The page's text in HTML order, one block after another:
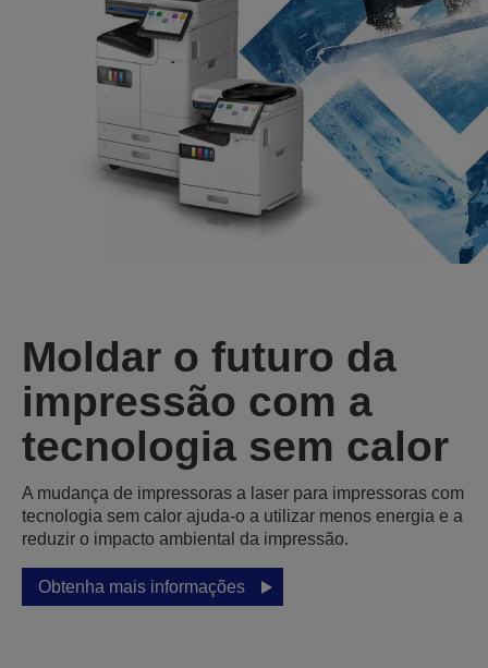
Moldar o futuro da
impressão com a
tecnologia sem calor
A mudança de impressoras a laser para impressoras com
tecnologia sem calor ajuda‑o a utilizar menos energia e a
reduzir o impacto ambiental da impressão.
Obtenha mais informações